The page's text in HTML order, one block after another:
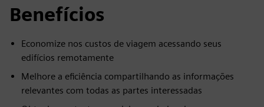
Benefícios
Economize nos custos de viagem acessando seus
edifícios remotamente
Melhore a eficiência compartilhando as informações
relevantes com todas as partes interessadas